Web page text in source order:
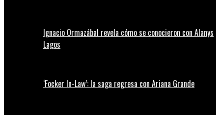
Ignacio Ormazábal revela cómo se conocieron con Alanys
Lagos
‘Focker In-Law’: la saga regresa con Ariana Grande